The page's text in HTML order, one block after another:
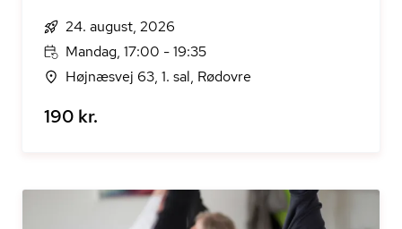
24. august, 2026
Mandag, 17:00 - 19:35
Højnæsvej 63, 1. sal, Rødovre
190 kr.